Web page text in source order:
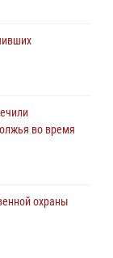
области
во время
охраны